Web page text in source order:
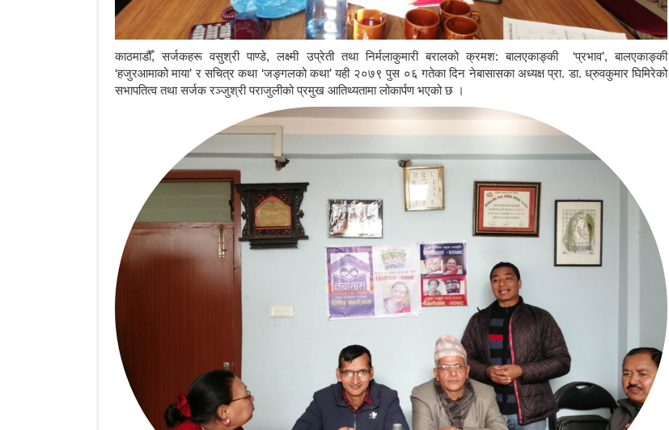
काठमाडौँ, सर्जकहरू वसुश्री पाण्डे, लक्ष्मी उप्रेती तथा निर्मलाकुमारी बरालको क्रमश: बालएकाङ्की ‘प्रभाव’, बालएकाङ्की
‘हजुरआमाको माया’ र सचित्र कथा ‘जङ्गलको कथा’ यही २०७९ पुस ०६ गतेका दिन नेबासासका अध्यक्ष प्रा. डा. ध्रुवकुमार घिमिरेको
सभापतित्व तथा सर्जक रञ्जुश्री पराजुलीको प्रमुख आतिथ्यतामा लोकार्पण भएको छ ।